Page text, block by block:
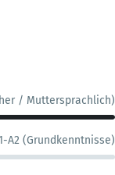
/ Muttersprachlich)
A2 (Grundkenntnisse)